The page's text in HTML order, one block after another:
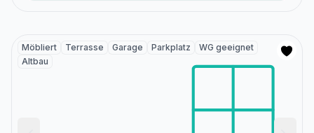
Möbliert Terrasse Garage Parkplatz
WG geeignet
Altbau